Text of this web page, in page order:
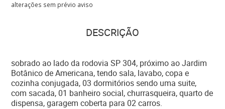
alterações sem prévio aviso
DESCRIÇÃO
sobrado ao lado da rodovia SP 304, próximo ao Jardim
Botânico de Americana, tendo sala, lavabo, copa e
cozinha conjugada, 03 dormitórios sendo uma suite,
com sacada, 01 banheiro social, churrasqueira, quarto de
dispensa, garagem coberta para 02 carros.